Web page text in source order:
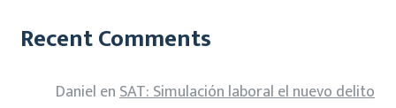
Recent Comments
Daniel enSAT: Simulación laboral el nuevo delito